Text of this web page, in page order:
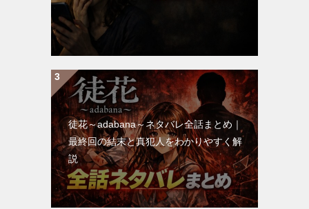
徒花～adabana～ネタバレ全話まとめ｜
最終回の結末と真犯人をわかりやすく解
説